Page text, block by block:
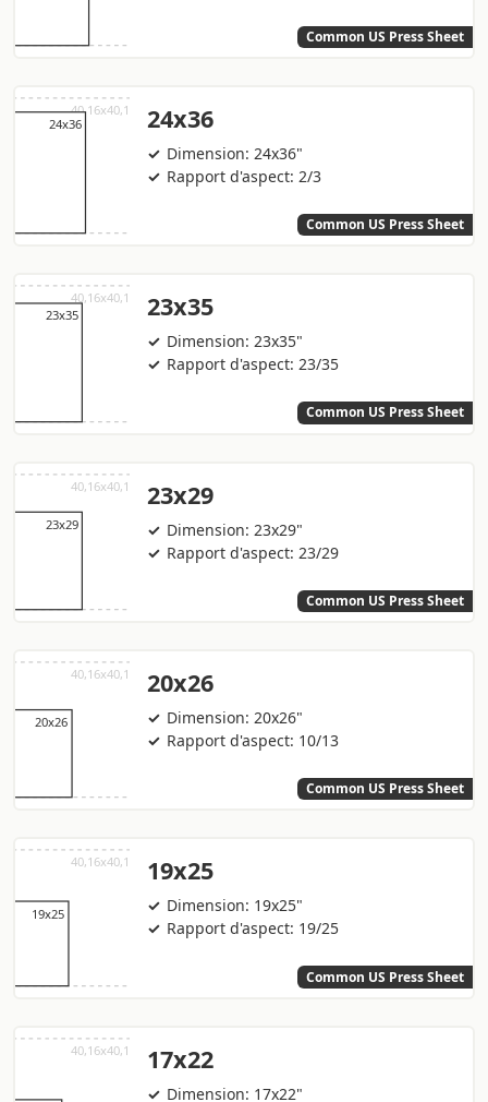
Common US Press Sheet
24x36
Dimension: 24x36"
Rapport d'aspect: 2/3
Common US Press Sheet
23x35
Dimension: 23x35"
Rapport d'aspect: 23/35
Common US Press Sheet
23x29
Dimension: 23x29"
Rapport d'aspect: 23/29
Common US Press Sheet
20x26
Dimension: 20x26"
Rapport d'aspect: 10/13
Common US Press Sheet
19x25
Dimension: 19x25"
Rapport d'aspect: 19/25
Common US Press Sheet
17x22
Dimension: 17x22"